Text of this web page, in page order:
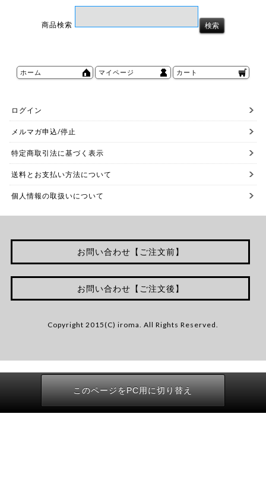
商品検索
ホーム マイページ カート
ログイン
メルマガ申込/停止
特定商取引法に基づく表示
送料とお支払い方法について
個人情報の取扱いについて
お問い合わせ【ご注文前】
お問い合わせ【ご注文後】
Copyright 2015(C) iroma. All Rights Reserved.
このページをPC用に切り替え